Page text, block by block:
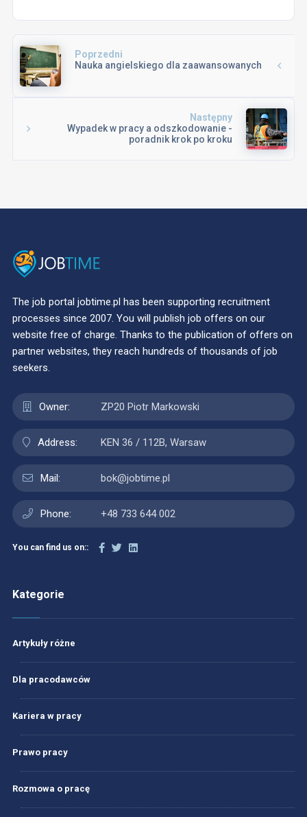
Poprzedni
Nauka angielskiego dla zaawansowanych
Następny
Wypadek w pracy a odszkodowanie -
poradnik krok po kroku
The job portal jobtime.pl has been supporting recruitment
processes since 2007. You will publish job offers on our
website free of charge. Thanks to the publication of offers on
partner websites, they reach hundreds of thousands of job
seekers.
Owner: ZP20 Piotr Markowski
Address: KEN 36 / 112B, Warsaw
Mail: bok@jobtime.pl
Phone: +48 733 644 002
You can find us on::
Kategorie
Artykuły różne
Dla pracodawców
Kariera w pracy
Prawo pracy
Rozmowa o pracę